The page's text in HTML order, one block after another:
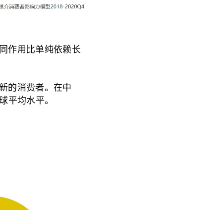
作用比单纯依赖长
的消费者。在中
平均水平。